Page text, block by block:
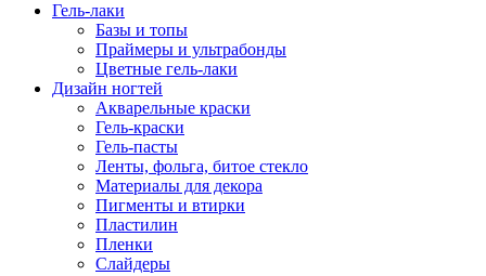
Гель-лаки
Базы и топы
Праймеры и ультрабонды
Цветные гель-лаки
Дизайн ногтей
Акварельные краски
Гель-краски
Гель-пасты
Ленты, фольга, битое стекло
Материалы для декора
Пигменты и втирки
Пластилин
Пленки
Слайдеры